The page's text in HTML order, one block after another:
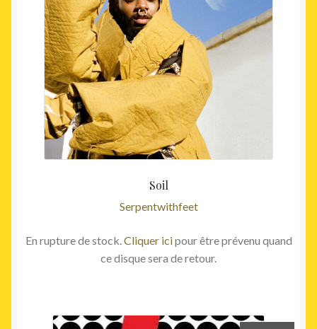
Soil
Serpentwithfeet
En rupture de stock.Cliquer icipour être prévenu quand
ce disque sera de retour.